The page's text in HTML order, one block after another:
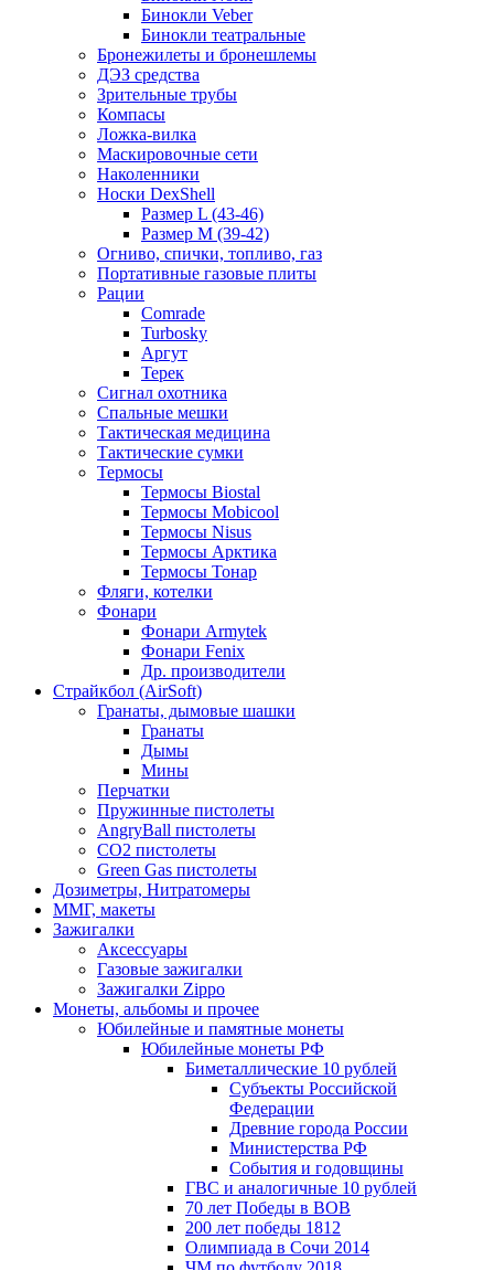
Бинокли Veber
Бинокли театральные
Бронежилеты и бронешлемы
ДЭЗ средства
Зрительные трубы
Компасы
Ложка-вилка
Маскировочные сети
Наколенники
Носки DexShell
Размер L (43-46)
Размер M (39-42)
Огниво, спички, топливо, газ
Портативные газовые плиты
Рации
Comrade
Turbosky
Аргут
Терек
Сигнал охотника
Спальные мешки
Тактическая медицина
Тактические сумки
Термосы
Термосы Biostal
Термосы Mobicool
Термосы Nisus
Термосы Арктика
Термосы Тонар
Фляги, котелки
Фонари
Фонари Armytek
Фонари Fenix
Др. производители
Страйкбол (AirSoft)
Гранаты, дымовые шашки
Гранаты
Дымы
Мины
Перчатки
Пружинные пистолеты
AngryBall пистолеты
CO2 пистолеты
Green Gas пистолеты
Дозиметры, Нитратомеры
ММГ, макеты
Зажигалки
Аксессуары
Газовые зажигалки
Зажигалки Zippo
Монеты, альбомы и прочее
Юбилейные и памятные монеты
Юбилейные монеты РФ
Биметаллические 10 рублей
Субъекты Российской
Федерации
Древние города России
Министерства РФ
События и годовщины
ГВС и аналогичные 10 рублей
70 лет Победы в ВОВ
200 лет победы 1812
Олимпиада в Сочи 2014